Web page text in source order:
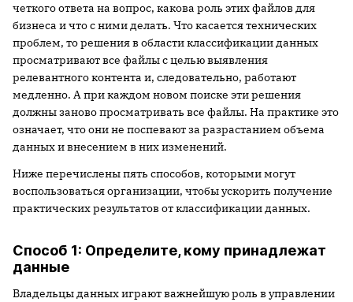
четкого ответа на вопрос, какова роль этих файлов для
бизнеса и что с ними делать. Что касается технических
проблем, то решения в области классификации данных
просматривают все файлы с целью выявления
релевантного контента и, следовательно, работают
медленно. А при каждом новом поиске эти решения
должны заново просматривать все файлы. На практике это
означает, что они не поспевают за разрастанием объема
данных и внесением в них изменений.
Ниже перечислены пять способов, которыми могут
воспользоваться организации, чтобы ускорить получение
практических результатов от классификации данных.
Способ 1: Определите, кому принадлежат
данные
Владельцы данных играют важнейшую роль в управлении